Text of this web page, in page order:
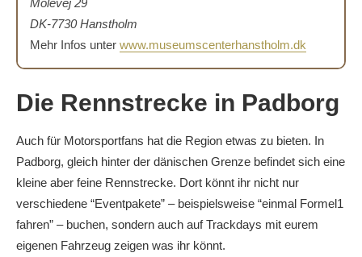
Molevej 29
DK-7730 Hanstholm
Mehr Infos unter www.museumscenterhanstholm.dk
Die Rennstrecke in Padborg
Auch für Motorsportfans hat die Region etwas zu bieten. In
Padborg, gleich hinter der dänischen Grenze befindet sich eine
kleine aber feine Rennstrecke. Dort könnt ihr nicht nur
verschiedene “Eventpakete” – beispielsweise “einmal Formel1
fahren” – buchen, sondern auch auf Trackdays mit eurem
eigenen Fahrzeug zeigen was ihr könnt.